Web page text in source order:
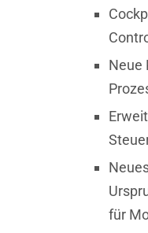
Neue
für